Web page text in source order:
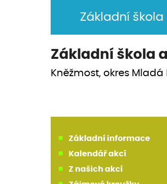
Základní škola
Základní škola a
Kněžmost, okres Mladá
Základní informace
Kalendář akcí
Z našich akcí